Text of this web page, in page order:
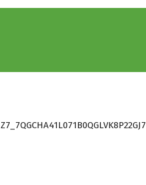
Z7_7QGCHA41L071B0QGLVK8P22GJ7